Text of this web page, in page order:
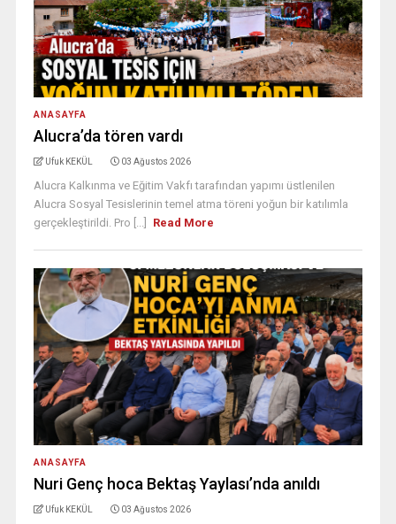
ANASAYFA
Alucra’da tören vardı
Ufuk KEKÜL 03 Ağustos 2026
Alucra Kalkınma ve Eğitim Vakfı tarafından yapımı üstlenilen
Alucra Sosyal Tesislerinin temel atma töreni yoğun bir katılımla
gerçekleştirildi. Pro [...]
Read More
ANASAYFA
Nuri Genç hoca Bektaş Yaylası’nda anıldı
Ufuk KEKÜL 03 Ağustos 2026